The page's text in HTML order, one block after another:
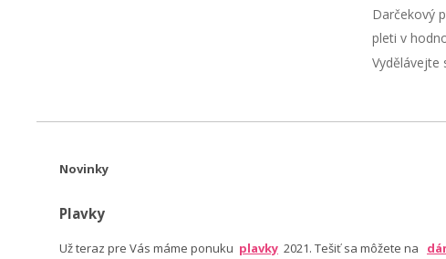
Darčekový
pleti v
Vydělávejte
Novinky
Plavky
Už teraz pre Vás máme ponuku plavky 2021. Tešiť sa môžete na